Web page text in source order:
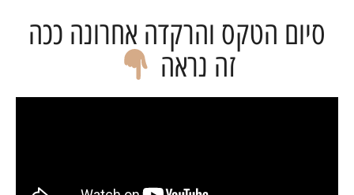
הטקס והרקדה אחרונה ככה
זה נראה